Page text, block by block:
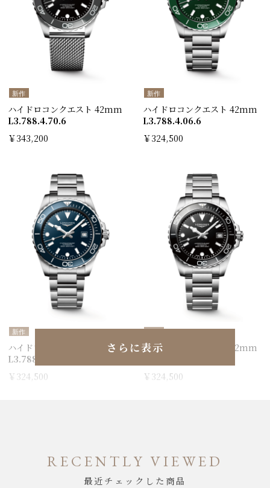
新作
ハイドロコンクエスト 42mm
L3.788.4.70.6
￥343,200
新作
ハイドロコンクエスト 42mm
L3.788.4.06.6
￥324,500
新作
ハイドロコンクエスト 42mm
L3.788.4.96.6
￥324,500
ハイドロコンクエスト 42mm
￥324,500
さらに表示
RECENTLY VIEWED
最近チェックした商品